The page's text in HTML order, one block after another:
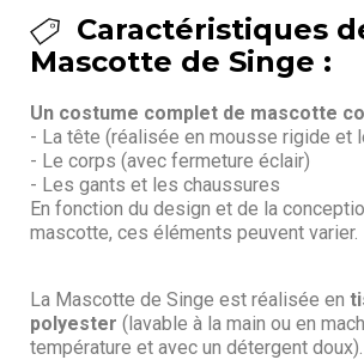
Caractéristiques
Mascotte de Singe :
Un costume complet de mascotte
- La tête (réalisée en mousse rigide et
- Le corps (avec fermeture éclair)
- Les gants et les chaussures
En fonction du design et de la
mascotte, ces éléments peuvent varier.
La Mascotte de Singe est réalisée en
polyester (lavable à la main ou en
température et avec un détergent doux).